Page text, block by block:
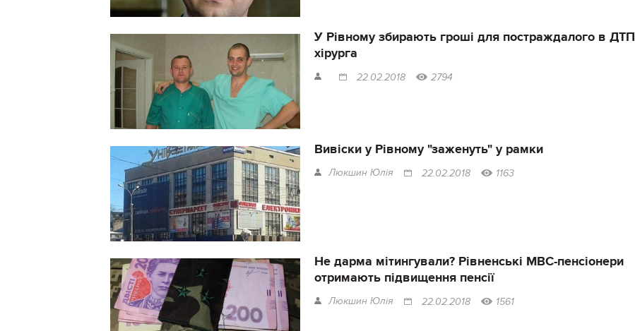
У Рівному збирають гроші для постраждалого в ДТП
хірурга
22.02.2018 2794
Вивіски у Рівному "заженуть" у рамки
Люкшин Юлія 22.02.2018 1163
Не дарма мітингували? Рівненські МВС-пенсіонери
отримають підвищення пенсії
Люкшин Юлія 22.02.2018 1561